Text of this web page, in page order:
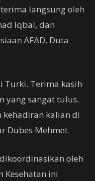
langsung oleh
Iqbal, dan
AFAD, Duta
Turki. Terima kasih
yang sangat tulus.
kehadiran kalian di
Dubes Mehmet.
oleh
Kesehatan ini